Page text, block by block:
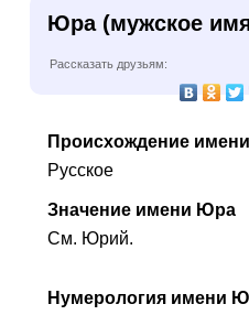
Юра (мужское
Рассказать друзьям:
Происхождение
Русское
Значение имени Юра
См. Юрий.
Нумерология имени